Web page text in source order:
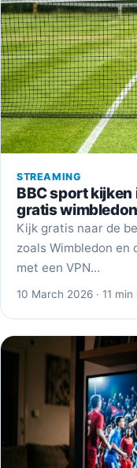
STREAMING
BBC sport
gratis
Kijk gratis naar de
zoals Wimbledon en
met een VPN…
10 March 2026 · 11 min